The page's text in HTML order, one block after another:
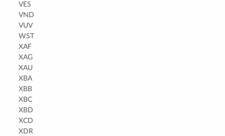
VES
VND
VUV
WST
XAF
XAG
XAU
XBA
XBB
XBC
XBD
XCD
XDR